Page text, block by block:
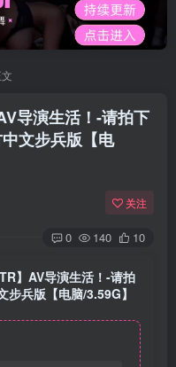
导演生活！-请拍下
文步兵版【电
关注
0 140 10
】AV导演生活！-请拍
兵版【电脑/3.59G】